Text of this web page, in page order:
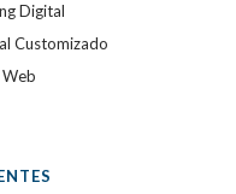
Digital
Customizado